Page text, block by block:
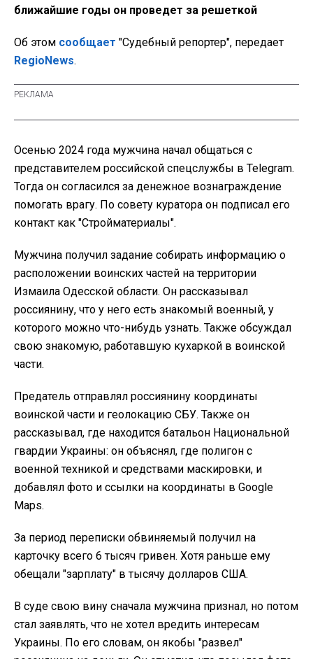
ближайшие годы он проведет за решеткой
Об этом сообщает "Судебный репортер", передает
RegioNews.
Осенью 2024 года мужчина начал общаться с
представителем российской спецслужбы в Telegram.
Тогда он согласился за денежное вознаграждение
помогать врагу. По совету куратора он подписал его
контакт как "Стройматериалы".
Мужчина получил задание собирать информацию о
расположении воинских частей на территории
Измаила Одесской области. Он рассказывал
россиянину, что у него есть знакомый военный, у
которого можно что-нибудь узнать. Также обсуждал
свою знакомую, работавшую кухаркой в воинской
части.
Предатель отправлял россиянину координаты
воинской части и геолокацию СБУ. Также он
рассказывал, где находится батальон Национальной
гвардии Украины: он объяснял, где полигон с
военной техникой и средствами маскировки, и
добавлял фото и ссылки на координаты в Google
Maps.
За период переписки обвиняемый получил на
карточку всего 6 тысяч гривен. Хотя раньше ему
обещали "зарплату" в тысячу долларов США.
В суде свою вину сначала мужчина признал, но потом
стал заявлять, что не хотел вредить интересам
Украины. По его словам, он якобы "развел"